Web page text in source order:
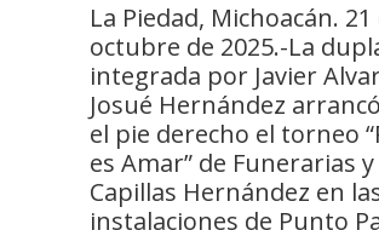
La Piedad, Michoacán. 21
octubre de 2025.-La
integrada por Javier
Josué Hernández
el pie derecho el torneo
es Amar” de Funerarias y
Capillas Hernández en
instalaciones de Punto